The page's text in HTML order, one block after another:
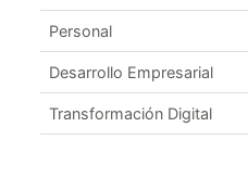
Personal
Desarrollo Empresarial
Transformación Digital